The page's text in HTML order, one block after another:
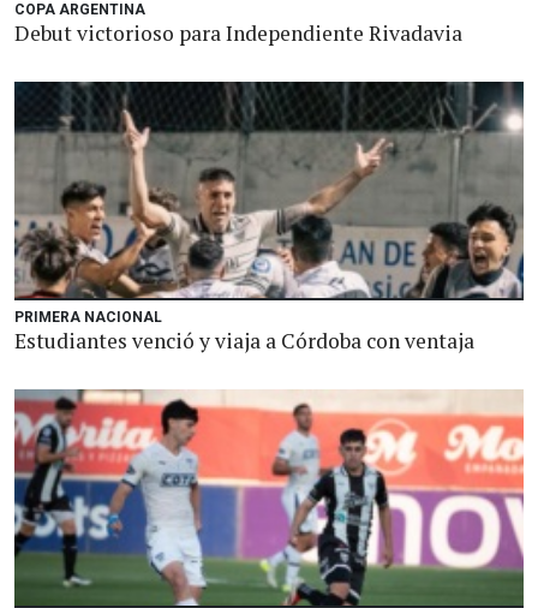
COPA ARGENTINA
Debut victorioso para Independiente Rivadavia
PRIMERA NACIONAL
Estudiantes venció y viaja a Córdoba con ventaja